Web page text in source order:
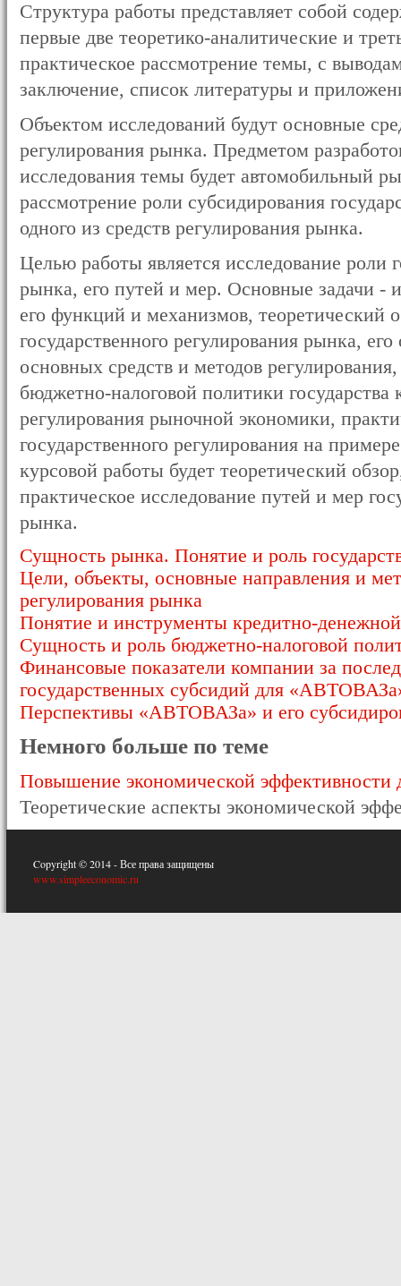
Структура работы представляет собой
первые две теоретико-аналитические и
практическое рассмотрение темы, с
заключение, список литературы и
Объектом исследований будут основные
регулирования рынка. Предметом
исследования темы будет автомобильный
рассмотрение роли субсидирования
одного из средств регулирования рынка.
Целью работы является исследование роли
рынка, его путей и мер. Основные задачи -
его функций и механизмов, теоретический
государственного регулирования рынка,
основных средств и методов
бюджетно-налоговой политики государства
регулирования рыночной экономики,
государственного регулирования на
курсовой работы будет теоретический
практическое исследование путей и мер
рынка.
Сущность рынка. Понятие и роль
Цели, объекты, основные направления и
регулирования рынка
Понятие и инструменты кредитно-денежной
Сущность и роль бюджетно-налоговой
Финансовые показатели компании за
государственных субсидий для
Перспективы «АВТОВАЗа» и его
Немного больше по теме
Повышение экономической
Теоретические аспекты экономической
Copyright © 2014 - Все права защищены
www.simpleeconomic.ru